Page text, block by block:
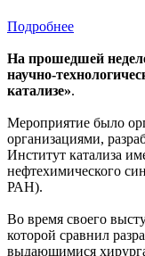
Подробнее
На прошедшей
научно-
катализе».
Мероприятие было
организациями,
Институт катализа
нефтехимического
РАН).
Во время своего
которой сравнил
выдающимися